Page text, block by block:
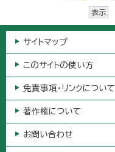
表示
サイトマップ
このサイトの使い方
免責事項・リンクについて
著作権について
お問い合わせ